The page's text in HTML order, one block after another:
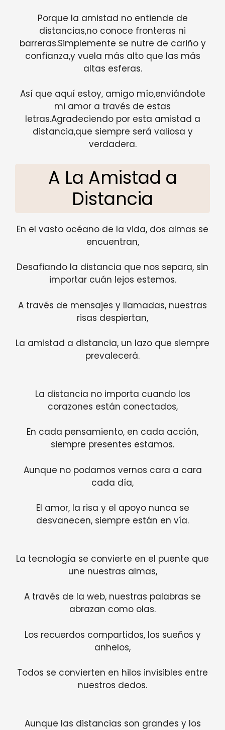
Porque la amistad no entiende de
distancias,no conoce fronteras ni
barreras.Simplemente se nutre de cariño y
confianza,y vuela más alto que las más
altas esferas.
Así que aquí estoy, amigo mío,enviándote
mi amor a través de estas
letras.Agradeciendo por esta amistad a
distancia,que siempre será valiosa y
verdadera.
A La Amistad a
Distancia
En el vasto océano de la vida, dos almas se
encuentran,
Desafiando la distancia que nos separa, sin
importar cuán lejos estemos.
A través de mensajes y llamadas, nuestras
risas despiertan,
La amistad a distancia, un lazo que siempre
prevalecerá.
La distancia no importa cuando los
corazones están conectados,
En cada pensamiento, en cada acción,
siempre presentes estamos.
Aunque no podamos vernos cara a cara
cada día,
El amor, la risa y el apoyo nunca se
desvanecen, siempre están en vía.
La tecnología se convierte en el puente que
une nuestras almas,
A través de la web, nuestras palabras se
abrazan como olas.
Los recuerdos compartidos, los sueños y
anhelos,
Todos se convierten en hilos invisibles entre
nuestros dedos.
Aunque las distancias son grandes y los